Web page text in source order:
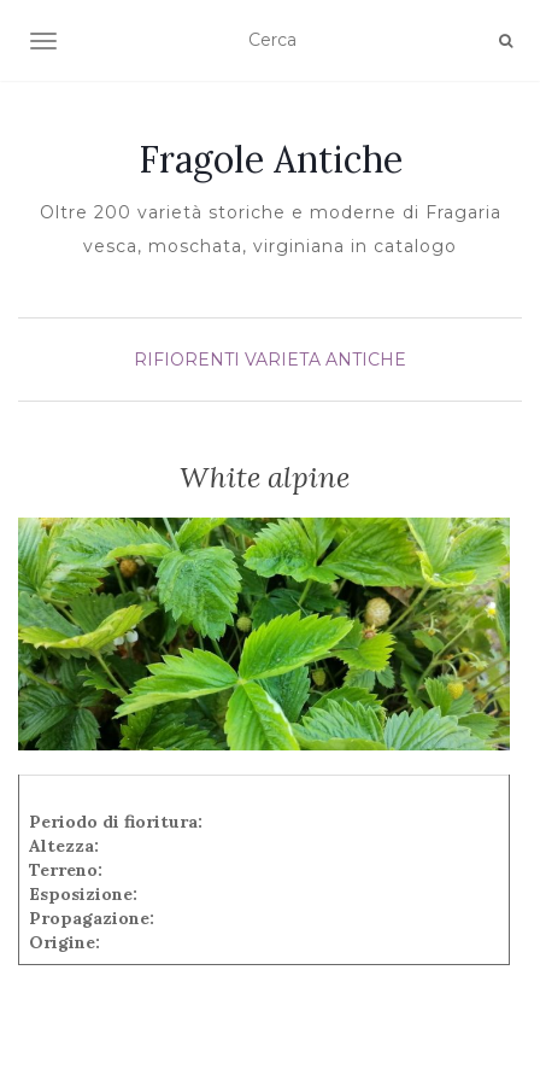
TOGGLE NAVIGATION
Fragole Antiche
Oltre 200 varietà storiche e moderne di Fragaria
vesca, moschata, virginiana in catalogo
RIFIORENTI VARIETA ANTICHE
White alpine
Periodo di fioritura:
Altezza:
Terreno:
Esposizione:
Propagazione:
Origine: